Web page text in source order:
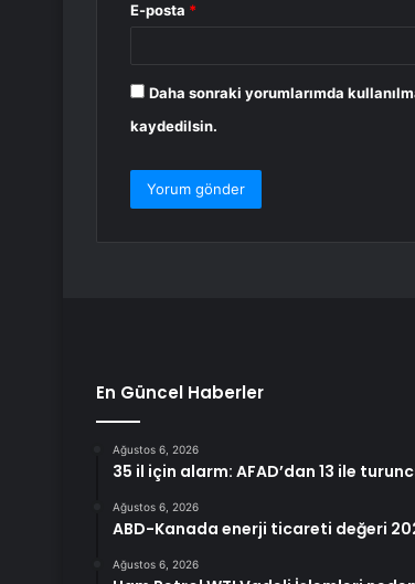
E-posta *
Daha sonraki yorumlarımda
kaydedilsin.
En Güncel Haberler
Ağustos 6, 2026
35 il için alarm: AFAD’dan 13 ile
Ağustos 6, 2026
ABD-Kanada enerji ticareti değeri
Ağustos 6, 2026